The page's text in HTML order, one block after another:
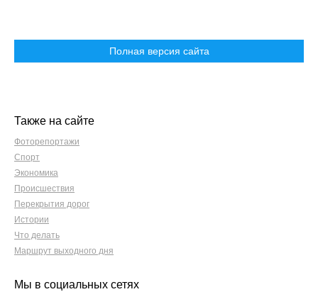
Полная версия сайта
Также на сайте
Фоторепортажи
Спорт
Экономика
Происшествия
Перекрытия дорог
Истории
Что делать
Маршрут выходного дня
Мы в социальных сетях